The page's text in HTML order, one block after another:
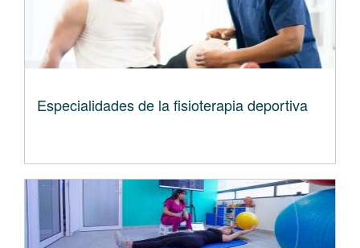
Especialidades de la fisioterapia deportiva